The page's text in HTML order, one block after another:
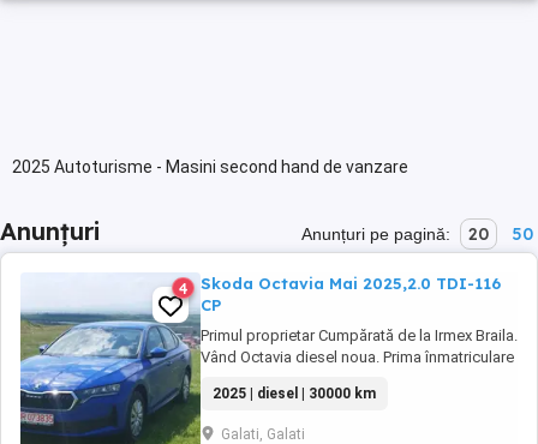
2025 Autoturisme - Masini second hand de vanzare
Anunțuri Anunțuri pe pagină: 20 50
4
Skoda Octavia Mai 2025,2.0 TDI-116
CP
Primul proprietar Cumpărată de la Irmex Braila.
Vând Octavia diesel noua. Prima înmatriculare
virtual,tableta Led faruri și triple Climatronic
dublu Scaune incalzite Pilot automat Senzori
2025 | diesel | 30000 km
Galati, Galati